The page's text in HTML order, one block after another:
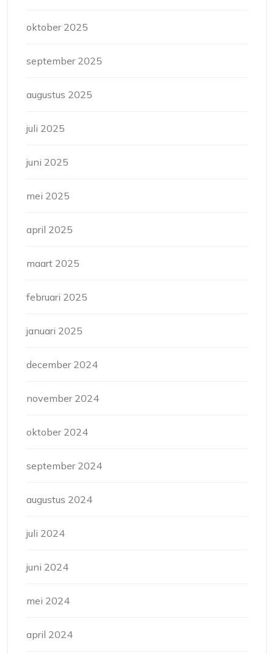
oktober 2025
september 2025
augustus 2025
juli 2025
juni 2025
mei 2025
april 2025
maart 2025
februari 2025
januari 2025
december 2024
november 2024
oktober 2024
september 2024
augustus 2024
juli 2024
juni 2024
mei 2024
april 2024